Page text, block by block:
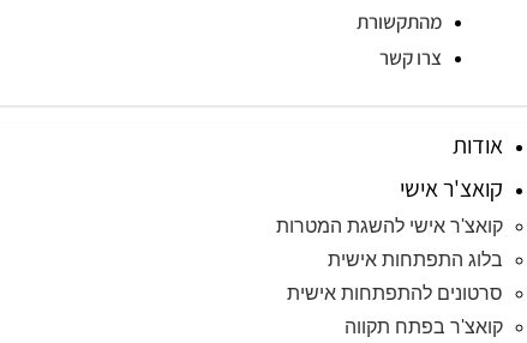
מהתקשורת
צרו קשר
אודות
קואצ'ר אישי
קואצ'ר אישי להשגת המטרות
בלוג התפתחות אישית
סרטונים להתפתחות אישית
קואצ'ר בפתח תקווה